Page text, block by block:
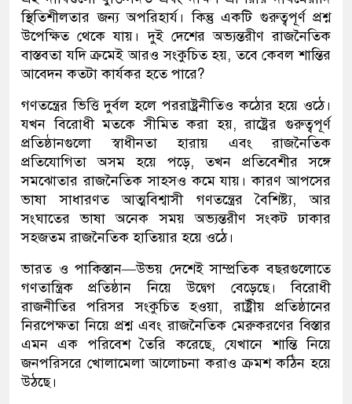
স্থিতিশীলতার জন্য অপরিহার্য। কিন্তু একটি গুরুত্বপূর্ণ প্রশ্ন
উপেক্ষিত থেকে যায়। দুই দেশের অভ্যন্তরীণ রাজনৈতিক
বাস্তবতা যদি ক্রমেই আরও সংকুচিত হয়, তবে কেবল শান্তির
আবেদন কতটা কার্যকর হতে পারে?
গণতন্ত্রের ভিত্তি দুর্বল হলে পররাষ্ট্রনীতিও কঠোর হয়ে ওঠে।
যখন বিরোধী মতকে সীমিত করা হয়, রাষ্ট্রের গুরুত্বপূর্ণ
প্রতিষ্ঠানগুলো স্বাধীনতা হারায় এবং রাজনৈতিক
প্রতিযোগিতা অসম হয়ে পড়ে, তখন প্রতিবেশীর সঙ্গে
সমঝোতার রাজনৈতিক সাহসও কমে যায়। কারণ আপসের
ভাষা সাধারণত আত্মবিশ্বাসী গণতন্ত্রের বৈশিষ্ট্য, আর
সংঘাতের ভাষা অনেক সময় অভ্যন্তরীণ সংকট ঢাকার
সহজতম রাজনৈতিক হাতিয়ার হয়ে ওঠে।
ভারত ও পাকিস্তান—উভয় দেশেই সাম্প্রতিক বছরগুলোতে
গণতান্ত্রিক প্রতিষ্ঠান নিয়ে উদ্বেগ বেড়েছে। বিরোধী
রাজনীতির পরিসর সংকুচিত হওয়া, রাষ্ট্রীয় প্রতিষ্ঠানের
নিরপেক্ষতা নিয়ে প্রশ্ন এবং রাজনৈতিক মেরুকরণের বিস্তার
এমন এক পরিবেশ তৈরি করেছে, যেখানে শান্তি নিয়ে
জনপরিসরে খোলামেলা আলোচনা করাও ক্রমশ কঠিন হয়ে
উঠছে।